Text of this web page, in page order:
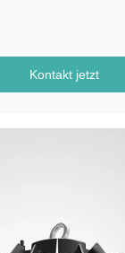
Kontakt jetzt